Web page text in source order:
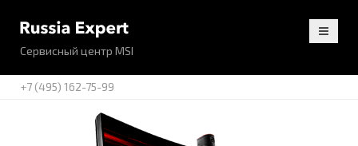
Сервисный центр MSI
+7 (495) 162-75-99